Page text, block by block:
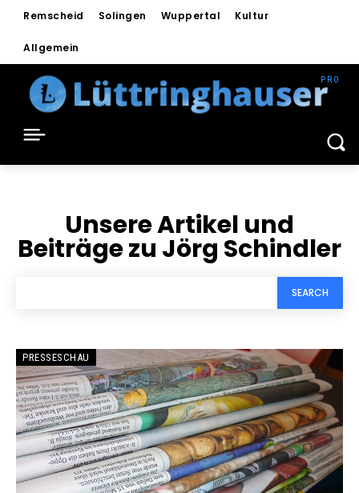
Remscheid Solingen Wuppertal Kultur
Allgemein
Unsere Artikel und
Beiträge zu Jörg Schindler
SEARCH
PRESSESCHAU